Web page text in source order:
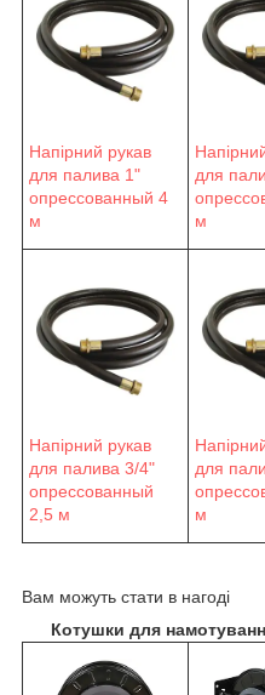
Напірний рукав
для палива 1"
опрессованный 4
м
для
м
Напірний рукав
для палива 3/4"
опрессованный
2,5 м
для
м
Вам можуть стати в нагоді
Котушки для